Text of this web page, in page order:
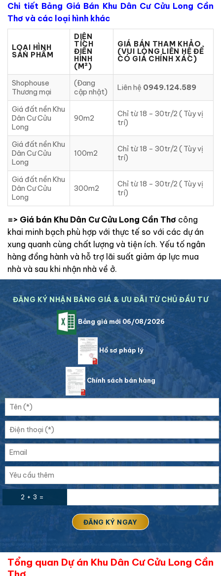
Chi tiết Bảng Giá Bán Khu Dân Cư Cửu Long Cần
Thơ và các loại hình khác
LOẠI HÌNH
SẢN PHẨM
DIỆN
TÍCH
ĐIỂN
HÌNH
(M²)
GIÁ BÁN THAM KHẢO
(VUI LÒNG LIÊN HỆ ĐỂ
CÓ GIÁ CHÍNH XÁC)
Shophouse
Thương mại
(Đang
cập nhật)
Liên hệ 0949.124.589
Giá đất nền Khu
Dân Cư Cửu
Long
90m2
Chỉ từ 18 – 30tr/2 ( Tùy vị
trí)
Giá đất nền Khu
Dân Cư Cửu
Long
100m2
Chỉ từ 18 – 30tr/2 ( Tùy vị
trí)
Giá đất nền Khu
Dân Cư Cửu
Long
300m2
Chỉ từ 18 – 30tr/2 ( Tùy vị
trí)
=> Giá bán Khu Dân Cư Cửu Long Cần Thơ công
khai minh bạch phù hợp với thực tế so với các dự án
xung quanh cùng chất lượng và tiện ích. Yếu tố ngân
hàng đồng hành và hỗ trợ lãi suất giảm áp lực mua
nhà và sau khi nhận nhà về ở.
ĐĂNG KÝ NHẬN BẢNG GIÁ & ƯU ĐÃI TỪ CHỦ ĐẦU TƯ
Bảng giá mới 06/08/2026
Hồ sơ pháp lý
Chính sách bán hàng
2 + 3 =
Tổng quan Dự án Khu Dân Cư Cửu Long Cần